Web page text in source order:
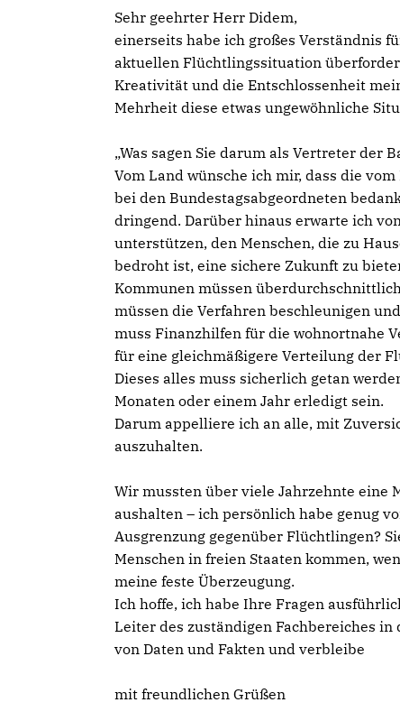
Sehr geehrter Herr Didem,
einerseits habe ich großes Verständnis
aktuellen Flüchtlingssituation
Kreativität und die Entschlossenheit
Mehrheit diese etwas ungewöhnliche
Was sagen Sie darum als Vertreter der
Vom Land wünsche ich mir, dass die
bei den Bundestagsabgeordneten
dringend. Darüber hinaus erwarte ich
unterstützen, den Menschen, die zu
bedroht ist, eine sichere Zukunft zu
Kommunen müssen
müssen die Verfahren beschleunigen
muss Finanzhilfen für die wohnortnahe
für eine gleichmäßigere Verteilung der
Dieses alles muss sicherlich getan
Monaten oder einem Jahr erledigt sein.
Darum appelliere ich an alle, mit
auszuhalten.
Wir mussten über viele Jahrzehnte eine
aushalten – ich persönlich habe genug
Ausgrenzung gegenüber Flüchtlingen?
Menschen in freien Staaten kommen,
meine feste Überzeugung.
Ich hoffe, ich habe Ihre Fragen
Leiter des zuständigen Fachbereiches
von Daten und Fakten und verbleibe
mit freundlichen Grüßen